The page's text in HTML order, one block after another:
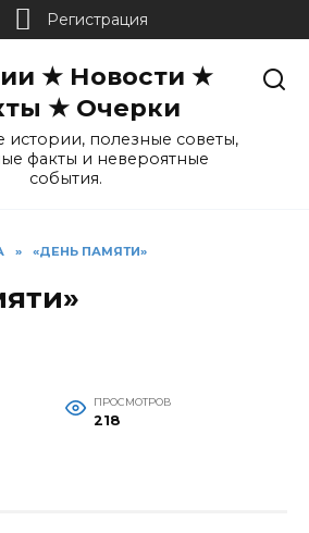
★ Новости ★
★ Очерки
полезные советы,
факты и невероятные
события.
» «ДЕНЬ ПАМЯТИ»
ПРОСМОТРОВ
218
Регистрация